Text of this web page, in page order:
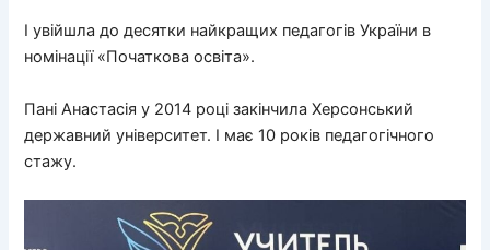
І увійшла до десятки найкращих педагогів України в
номінації «Початкова освіта».
Пані Анастасія у 2014 році закінчила Херсонський
державний університет. І має 10 років педагогічного
стажу.